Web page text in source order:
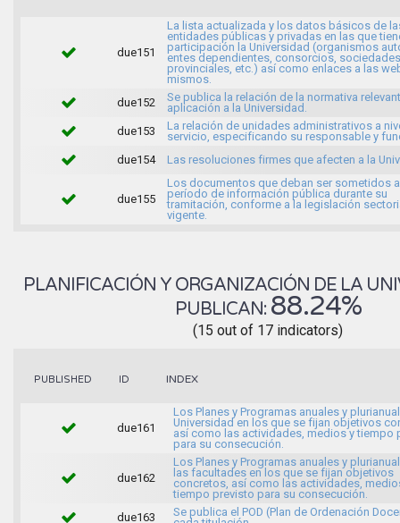
due151
La lista actualizada y los datos básicos de
entidades públicas y privadas en las que
participación la Universidad (organismos
entes dependientes, consorcios, sociedades
provinciales, etc.) así como enlaces a las
mismos.
due152
Se publica la relación de la normativa
aplicación a la Universidad.
due153
La relación de unidades administrativos a
servicio, especificando su responsable y
due154
Las resoluciones firmes que afecten a la
due155
Los documentos que deban ser sometidos
período de información pública durante su
tramitación, conforme a la legislación
vigente.
PLANIFICACIÓN Y ORGANIZACIÓN DE LA
PUBLICAN: 88.24%
(15 out of 17 indicators)
PUBLISHED ID INDEX
due161
Los Planes y Programas anuales y
Universidad en los que se fijan objetivos
así como las actividades, medios y tiempo
para su consecución.
due162
Los Planes y Programas anuales y
las facultades en los que se fijan objetivos
concretos, así como las actividades,
tiempo previsto para su consecución.
due163
Se publica el POD (Plan de Ordenación